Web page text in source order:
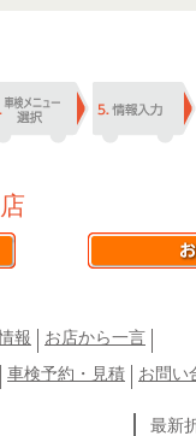
報
お店から一言
車検予約・見積 お問い
最新